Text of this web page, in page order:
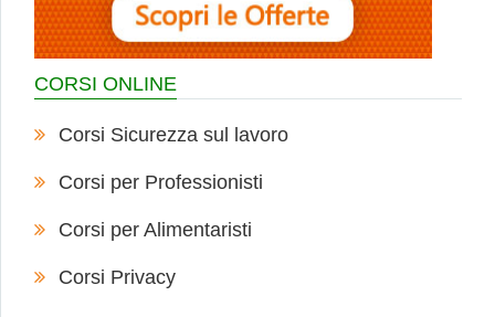
CORSI ONLINE
Corsi Sicurezza sul lavoro
Corsi per Professionisti
Corsi per Alimentaristi
Corsi Privacy